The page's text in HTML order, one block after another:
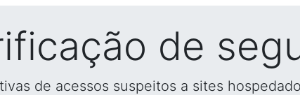
de
de acessos suspeitos a sites